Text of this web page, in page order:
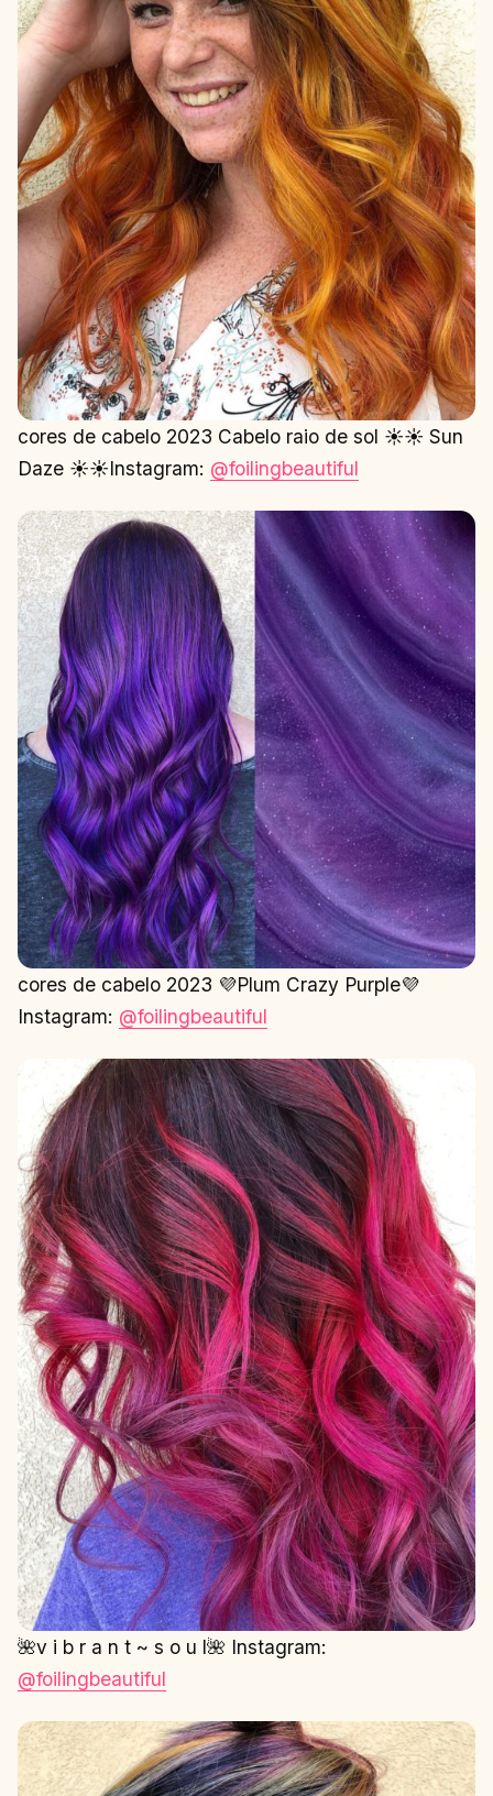
cores de cabelo 2023 Cabelo raio de sol ☀️☀️ Sun
Daze ☀️☀️Instagram: @foilingbeautiful
cores de cabelo 2023 💜Plum Crazy Purple💜
Instagram: @foilingbeautiful
🌺v i b r a n t ~ s o u l🌺 Instagram:
@foilingbeautiful